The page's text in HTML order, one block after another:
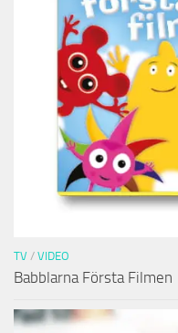
TV / VIDEO
Babblarna Första Filmen